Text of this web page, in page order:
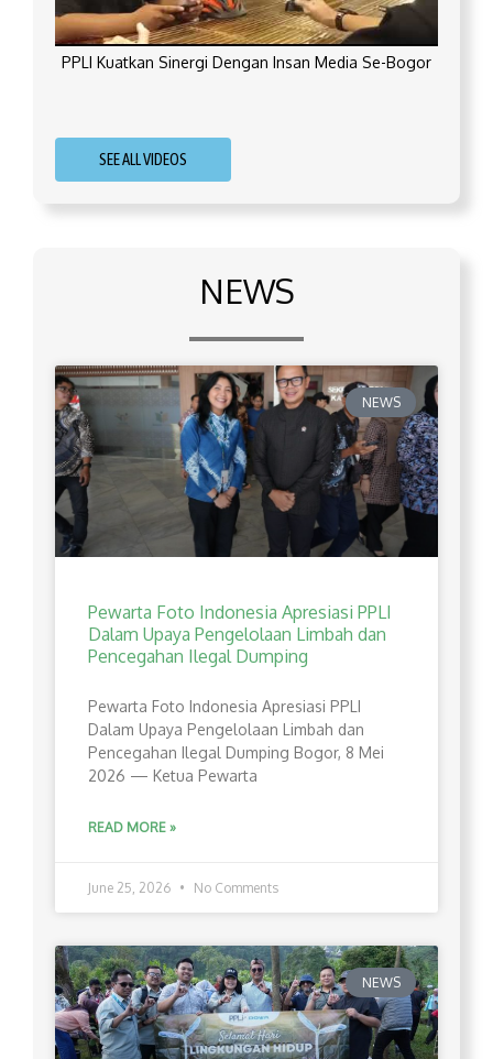
PPLI Kuatkan Sinergi Dengan Insan Media Se-Bogor
SEE ALL VIDEOS
NEWS
NEWS
Pewarta Foto Indonesia Apresiasi PPLI
Dalam Upaya Pengelolaan Limbah dan
Pencegahan Ilegal Dumping
Pewarta Foto Indonesia Apresiasi PPLI
Dalam Upaya Pengelolaan Limbah dan
Pencegahan Ilegal Dumping Bogor, 8 Mei
2026 — Ketua Pewarta
READ MORE »
June 25, 2026 No Comments
NEWS